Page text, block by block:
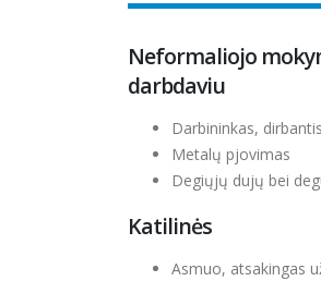
Neformaliojo
darbdaviu
Darbininkas,
Metalų pjovimas
Degiųjų dujų bei
Katilinės
Asmuo, atsakingas